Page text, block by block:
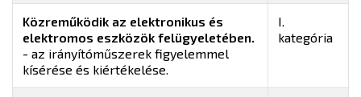
Közreműködik az elektronikus és
elektromos eszközök felügyeletében.
- az irányítóműszerek figyelemmel
kísérése és kiértékelése.
I.
kategória